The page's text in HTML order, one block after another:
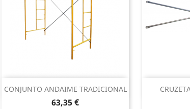
CONJUNTO ANDAIME TRADICIONAL
Preço
63,35 €
Vista rápida 